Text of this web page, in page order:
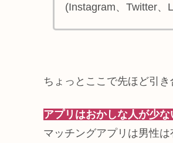
(Instagram、Twitter、
ちょっとここで先ほど引
アプリはおかしな人が少な
マッチングアプリは男性